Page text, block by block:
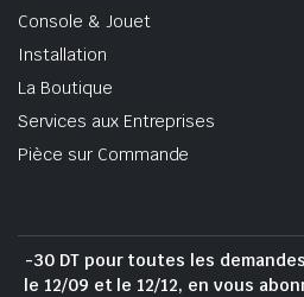
Console & Jouet
Installation
La Boutique
Services aux Entreprises
Pièce sur Commande
-30 DT pour toutes les
le 12/09 et le 12/12, en vous